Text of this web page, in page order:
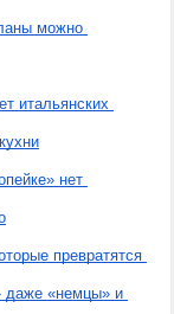
можно
итальянских
нет
превратятся
даже «немцы» и